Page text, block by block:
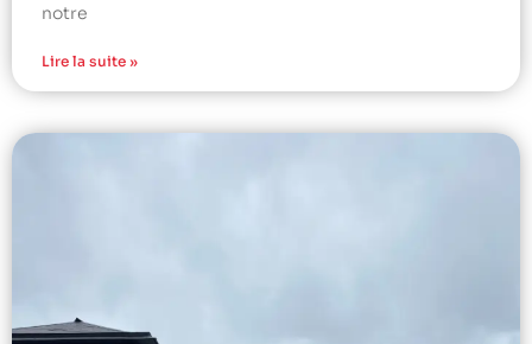
notre
Lire la suite »